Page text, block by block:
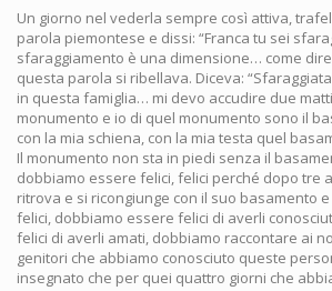
Un giorno nel vederla sempre così attiva,
parola piemontese e dissi: “Franca tu sei
sfaraggiamento è una dimensione… come
questa parola si ribellava. Diceva:
in questa famiglia… mi devo accudire due
monumento e io di quel monumento sono il
con la mia schiena, con la mia testa quel
Il monumento non sta in piedi senza il
dobbiamo essere felici, felici perché dopo tre
ritrova e si ricongiunge con il suo basamento
felici, dobbiamo essere felici di averli
felici di averli amati, dobbiamo raccontare ai
genitori che abbiamo conosciuto queste
insegnato che per quei quattro giorni che